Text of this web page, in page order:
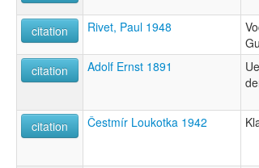
citation
Rivet, Paul 1948
citation Adolf Ernst 1891
citation
Čestmír Loukotka 1942